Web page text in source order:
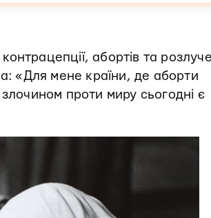
абортів та
«Для мене країни, де аборти
проти миру сьогодні є